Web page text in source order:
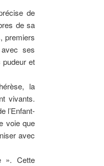
de
de sa
premiers
ses
pudeur et
la
vivants.
l’Enfant-
voie que
avec
». Cette